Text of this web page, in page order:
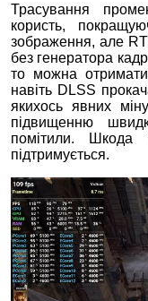
Трасування
користь,
зображення, але
без генератора
то можна отримати
навіть DLSS
якихось явних
підвищенню
помітили.
підтримується.